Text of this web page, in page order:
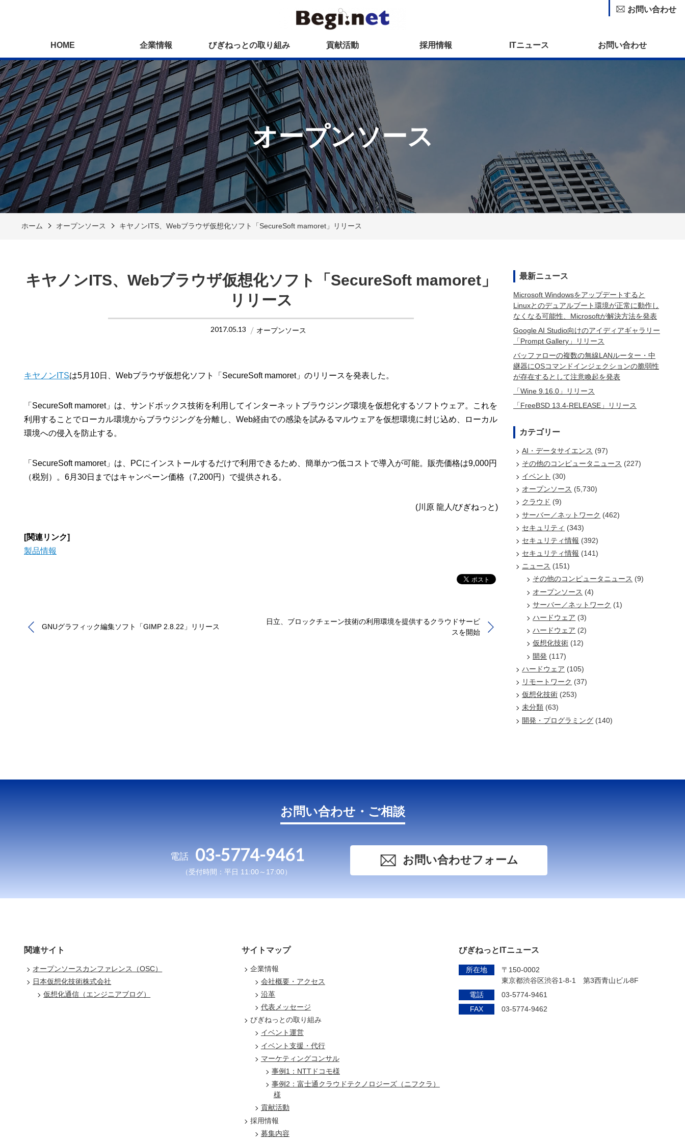
HOME 企業情報 びぎねっとの取り組み 貢献活動 採用情報 ITニュース お問い合わせ
お問い合わせ
オープンソース
ホーム オープンソース キヤノンITS、Webブラウザ仮想化ソフト「SecureSoft mamoret」リリース
キヤノンITS、Webブラウザ仮想化ソフト「SecureSoft mamoret」
リリース
2017.05.13 オープンソース
キヤノンITSは5月10日、Webブラウザ仮想化ソフト「SecureSoft mamoret」のリリースを発表した。
「SecureSoft mamoret」は、サンドボックス技術を利用してインターネットブラウジング環境を仮想化するソフトウェア。これを
利用することでローカル環境からブラウジングを分離し、Web経由での感染を試みるマルウェアを仮想環境に封じ込め、ローカル
環境への侵入を防止する。
「SecureSoft mamoret」は、PCにインストールするだけで利用できるため、簡単かつ低コストで導入が可能。販売価格は9,000円
（税別）。6月30日まではキャンペーン価格（7,200円）で提供される。
(川原 龍人/びぎねっと)
[関連リンク]
製品情報
GNUグラフィック編集ソフト「GIMP 2.8.22」リリース
日立、ブロックチェーン技術の利用環境を提供するクラウドサービ
スを開始
最新ニュース
Microsoft Windowsをアップデートすると
Linuxとのデュアルブート環境が正常に動作し
なくなる可能性、Microsoftが解決方法を発表
Google AI Studio向けのアイディアギャラリー
「Prompt Gallery」リリース
バッファローの複数の無線LANルーター・中
継器にOSコマンドインジェクションの脆弱性
が存在するとして注意喚起を発表
「Wine 9.16.0」リリース
「FreeBSD 13.4-RELEASE」リリース
カテゴリー
AI・データサイエンス (97)
その他のコンピュータニュース (227)
イベント (30)
オープンソース (5,730)
クラウド (9)
サーバー／ネットワーク (462)
セキュリティ (343)
セキュリティ情報 (392)
セキュリティ情報 (141)
ニュース (151)
その他のコンピュータニュース (9)
オープンソース (4)
サーバー／ネットワーク (1)
ハードウェア (3)
ハードウェア (2)
仮想化技術 (12)
開発 (117)
ハードウェア (105)
リモートワーク (37)
仮想化技術 (253)
未分類 (63)
開発・プログラミング (140)
お問い合わせ・ご相談
電話 03-5774-9461
（受付時間：平日 11:00～17:00）
お問い合わせフォーム
関連サイト
オープンソースカンファレンス（OSC）
日本仮想化技術株式会社
仮想化通信（エンジニアブログ）
サイトマップ
企業情報
会社概要・アクセス
沿革
代表メッセージ
びぎねっとの取り組み
イベント運営
イベント支援・代行
マーケティングコンサル
事例1：NTTドコモ様
事例2：富士通クラウドテクノロジーズ（ニフクラ）
様
貢献活動
採用情報
募集内容
びぎねっとITニュース
所在地
〒150-0002
東京都渋谷区渋谷1-8-1 第3西青山ビル8F
電話
03-5774-9461
FAX
03-5774-9462